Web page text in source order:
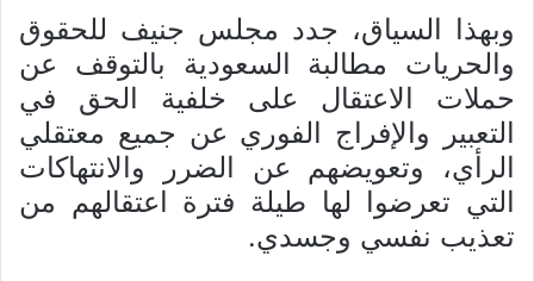
وبهذا السياق، جدد مجلس جنيف للحقوق
والحريات مطالبة السعودية بالتوقف عن
حملات الاعتقال على خلفية الحق في
التعبير والإفراج الفوري عن جميع معتقلي
الرأي، وتعويضهم عن الضرر والانتهاكات
التي تعرضوا لها طيلة فترة اعتقالهم من
تعذيب نفسي وجسدي.